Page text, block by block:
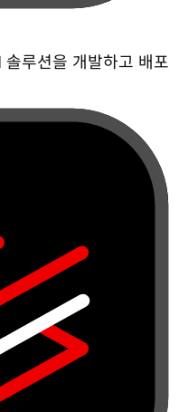
루션을 개발하고 배포